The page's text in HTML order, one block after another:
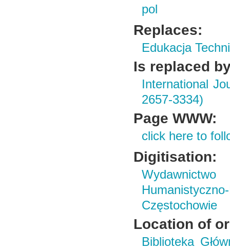
pol
Replaces:
Edukacja
Is replaced
International
2657-3334)
Page WWW:
click here to
Digitisation:
Wydawnictwo
Częstochowie
Location of
Biblioteka